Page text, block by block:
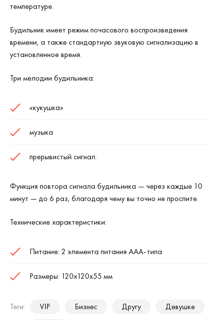
температуре.
Будильник имеет режим почасового воспроизведения
времени, а также стандартную звуковую сигнализацию в
установленное время.
Три мелодии будильника:
«кукушка»
музыка
прерывистый сигнал.
Функция повтора сигнала будильника — через каждые 10
минут — до 6 раз, благодаря чему вы точно не проспите.
Технические характеристики:
Питание: 2 элемента питания ААА-типа
Размеры: 120х120х55 мм
Теги: VIP Бизнес Другу Девушке